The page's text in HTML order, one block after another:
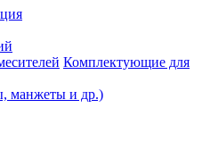
Комплектующие для
манжеты и др.)